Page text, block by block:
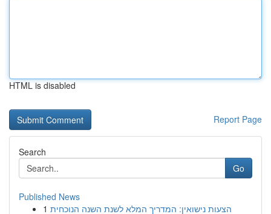
HTML is disabled
Report Page
Search
Go
Published News
1 הצעות נישואין: המדריך המלא לשנת השנה הנוכחית